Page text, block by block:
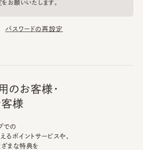
お願いいたします。
パスワードの再設定
のお客様・
様
での
るポイントサービスや、
まな特典を